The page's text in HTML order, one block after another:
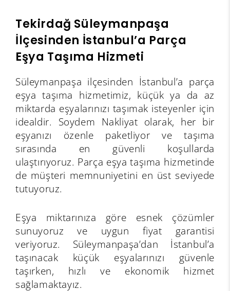
Tekirdağ Süleymanpaşa
İlçesinden İstanbul’a Parça
Eşya Taşıma Hizmeti
Süleymanpaşa ilçesinden İstanbul’a parça
eşya taşıma hizmetimiz, küçük ya da az
miktarda eşyalarınızı taşımak isteyenler için
idealdir. Soydem Nakliyat olarak, her bir
eşyanızı özenle paketliyor ve taşıma
sırasında en güvenli koşullarda
ulaştırıyoruz. Parça eşya taşıma hizmetinde
de müşteri memnuniyetini en üst seviyede
tutuyoruz.
Eşya miktarınıza göre esnek çözümler
sunuyoruz ve uygun fiyat garantisi
veriyoruz. Süleymanpaşa’dan İstanbul’a
taşınacak küçük eşyalarınızı güvenle
taşırken, hızlı ve ekonomik hizmet
sağlamaktayız.